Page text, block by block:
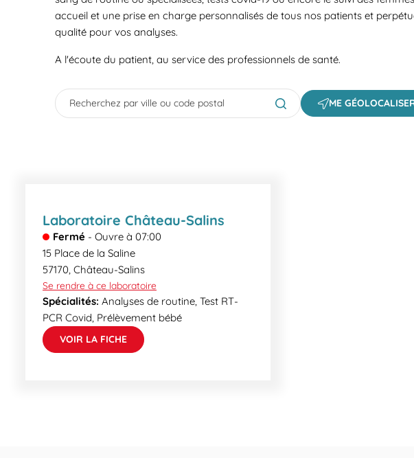
accueil et une prise en charge personnalisés de tous nos patients et
qualité pour vos analyses.
A l'écoute du patient, au service des professionnels de santé.
City, State/Province, Zip or City & Country
Submit a search.
ME
Laboratoire Château-Salins
Fermé - Ouvre à 07:00
15 Place de la Saline
57170, Château-Salins
Se rendre à ce laboratoire
Spécialités: Analyses de routine, Test RT-
PCR Covid, Prélèvement bébé
VOIR LA FICHE